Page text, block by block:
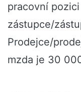
pracovní
zástupce/
Prodejce/
mzda je 30